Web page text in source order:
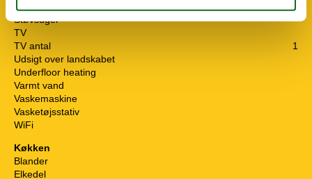
Stue
Støvsuger
TV
TV antal
1
Udsigt over landskabet
Underfloor heating
Varmt vand
Vaskemaskine
Vasketøjsstativ
WiFi
Køkken
Blander
Elkedel